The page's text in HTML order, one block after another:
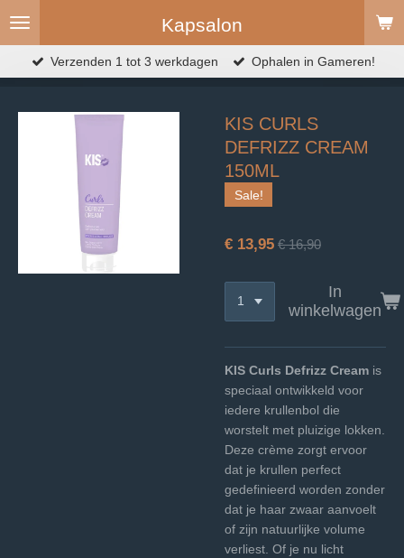
Ga
naar
de
Kapsalon
Verzenden 1 tot 3 werkdagen Ophalen in Gameren!
KIS CURLS
DEFRIZZ CREAM
150ML
Sale!
€ 13,95 € 16,90
In
winkelwagen
KIS Curls Defrizz Cream is
speciaal ontwikkeld voor
iedere krullenbol die
worstelt met pluizige lokken.
Deze crème zorgt ervoor
dat je krullen perfect
gedefinieerd worden zonder
dat je haar zwaar aanvoelt
of zijn natuurlijke volume
verliest. Of je nu licht